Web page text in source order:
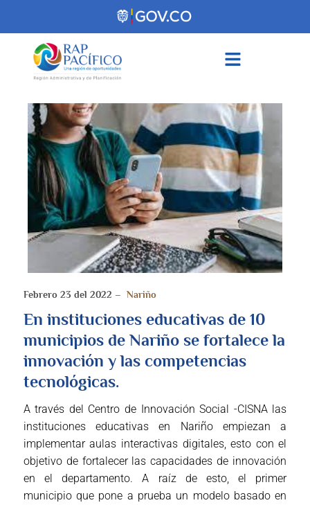
Febrero 23 del 2022 – Nariño
En instituciones educativas de 10
municipios de Nariño se fortalece la
innovación y las competencias
tecnológicas.
A través del Centro de Innovación Social -CISNA las
instituciones educativas en Nariño empiezan a
implementar aulas interactivas digitales, esto con el
objetivo de fortalecer las capacidades de innovación
en el departamento. A raíz de esto, el primer
municipio que pone a prueba un modelo basado en